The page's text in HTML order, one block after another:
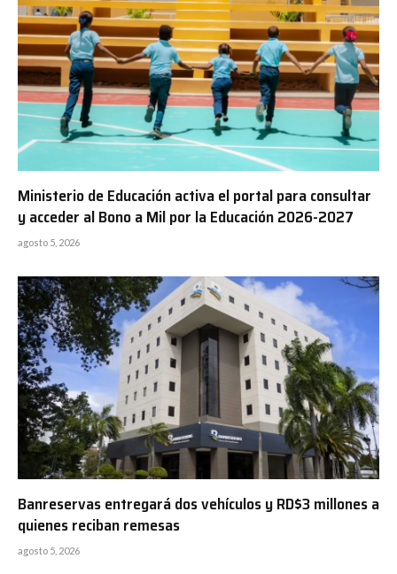
Ministerio de Educación activa el portal para consultar
y acceder al Bono a Mil por la Educación 2026-2027
agosto 5, 2026
Banreservas entregará dos vehículos y RD$3 millones a
quienes reciban remesas
agosto 5, 2026